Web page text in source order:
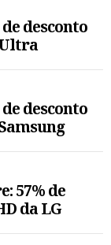
desconto
desconto
57% de
da LG